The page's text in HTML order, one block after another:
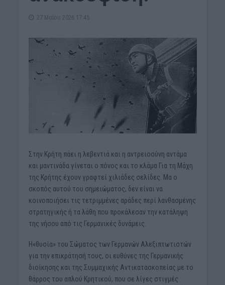
27 Μαΐου 2026 17:45
Στην Κρήτη πάει η λεβεντιά και η αντρειοσύνη αντάμα
και μαντινάδα γίνεται ο πόνος και το κλάμα Για τη Μάχη
της Κρήτης έχουν γραφτεί χιλιάδες σελίδες. Μα ο
σκοπός αυτού του σημειώματος, δεν είναι να
κοινοποιήσει τις τετριμμένες αράδες περί λανθασμένης
στρατηγικής ή τα λάθη που προκάλεσαν την κατάληψη
της νήσου από τις Γερμανικές δυνάμεις.
Η«θυσία» του Σώματος των Γερμανών Αλεξιπτωτιστών
για την επικράτησή τους, οι ευθύνες της Γερμανικής
διοίκησης και της Συμμαχικής Αντικατασκοπείας με το
θάρρος του απλού Κρητικού, που σε λίγες στιγμές